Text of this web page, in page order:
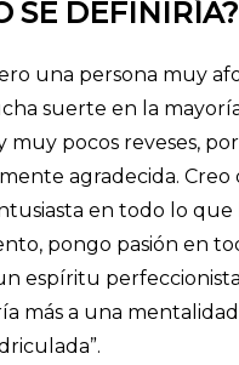
SE DEFINIRÍA?
una persona muy
suerte en la
muy pocos reveses,
agradecida. Creo
en todo lo que
pongo pasión en
espíritu
más a una